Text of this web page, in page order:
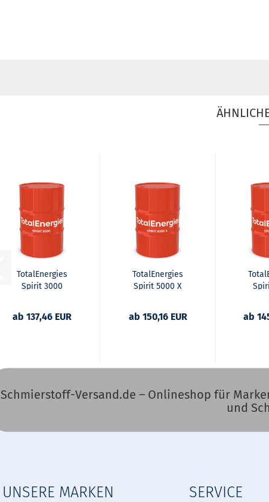
TotalEnergies
Spirit 3000
ab 137,46 EUR
TotalEnergies
Spirit 5000 X
ab 150,16 EUR ab
Schmierstoff-Versand.de – Onlineshop für
und
UNSERE MARKEN SERVICE